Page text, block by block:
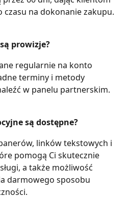
czasu na dokonanie zakupu.
prowizje?
regularnie na konto
terminy i metody
w panelu partnerskim.
są dostępne?
linków tekstowych i
pomogą Ci skutecznie
a także możliwość
darmowego sposobu